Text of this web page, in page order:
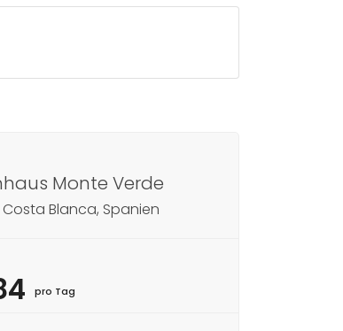
Monte Verde
Blanca, Spanien
pro Tag